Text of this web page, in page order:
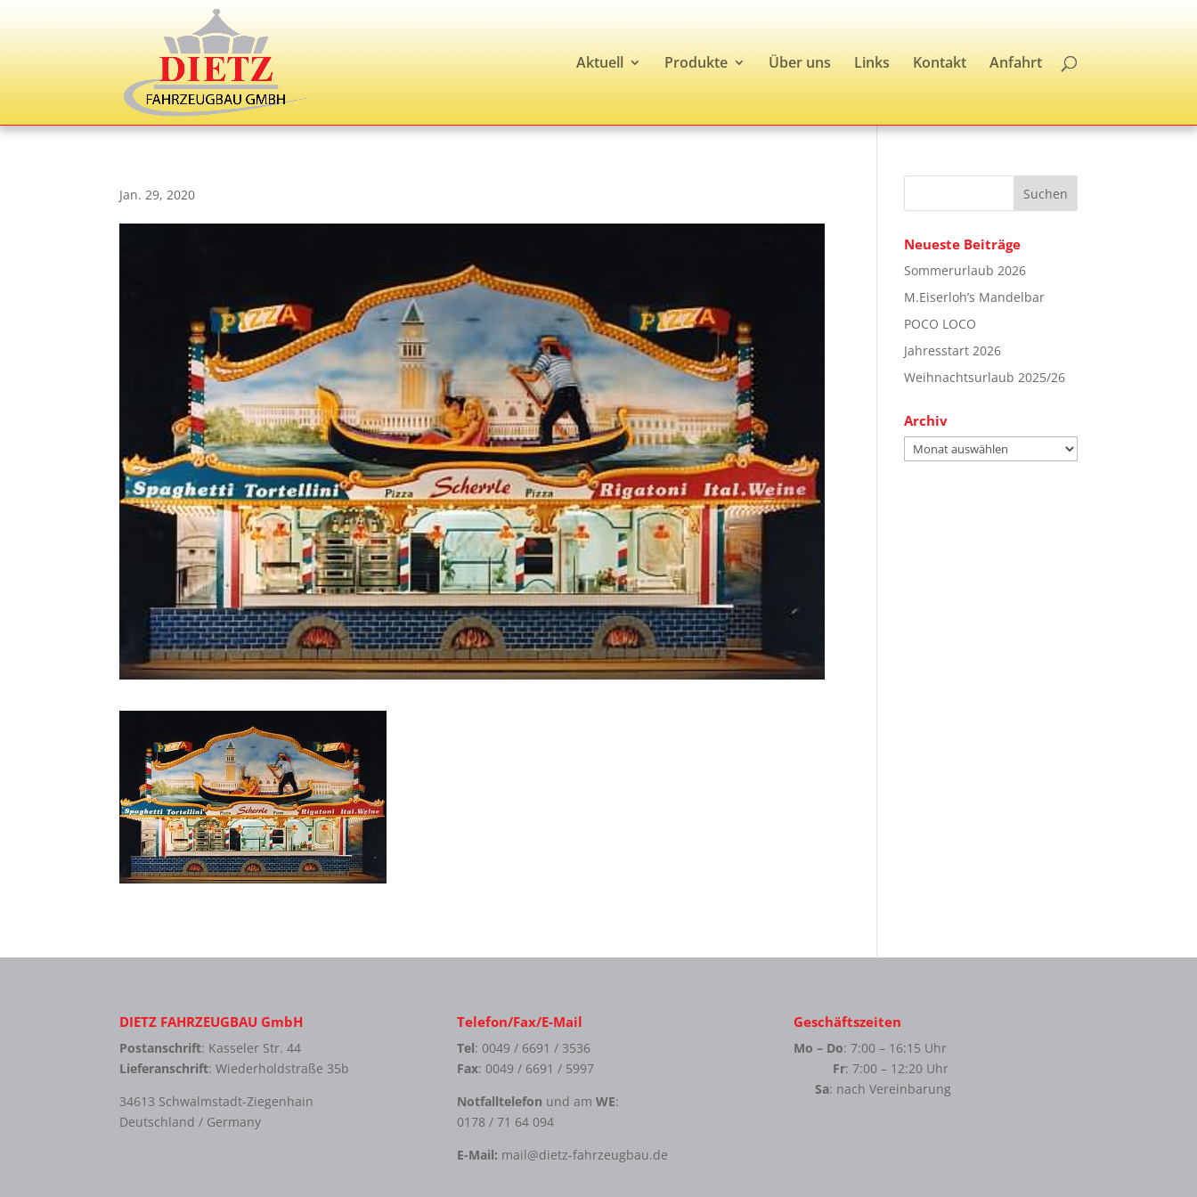
Aktuell Produkte Über uns Links Kontakt Anfahrt
Jan. 29, 2020
Neueste Beiträge
Sommerurlaub 2026
M.Eiserloh’s Mandelbar
POCO LOCO
Jahresstart 2026
Weihnachtsurlaub 2025/26
Archiv
Archiv
DIETZ FAHRZEUGBAU GmbH
Postanschrift: Kasseler Str. 44
Lieferanschrift: Wiederholdstraße 35b
34613 Schwalmstadt-Ziegenhain
Deutschland / Germany
Telefon/Fax/E-Mail
Tel: 0049 / 6691 / 3536
Fax: 0049 / 6691 / 5997
Notfalltelefon und am WE:
0178 / 71 64 094
E-Mail: mail@dietz-fahrzeugbau.de
Geschäftszeiten
Mo – Do: 7:00 – 16:15 Uhr
Fr: 7:00 – 12:20 Uhr
Sa: nach Vereinbarung